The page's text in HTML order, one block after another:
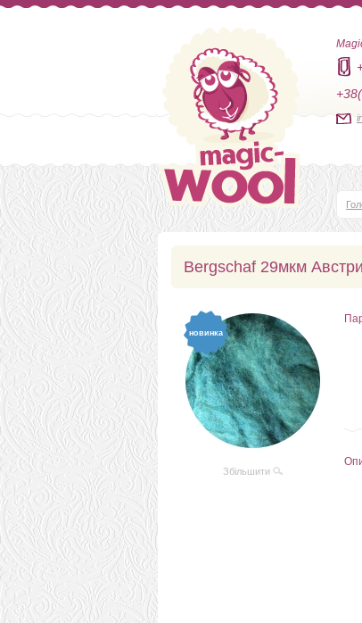
Bergschaf 29мкм
новинка
Збільшити